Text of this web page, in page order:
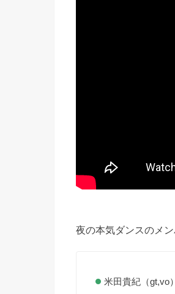
夜の本気ダンスのメン
米田貴紀（gt,vo）